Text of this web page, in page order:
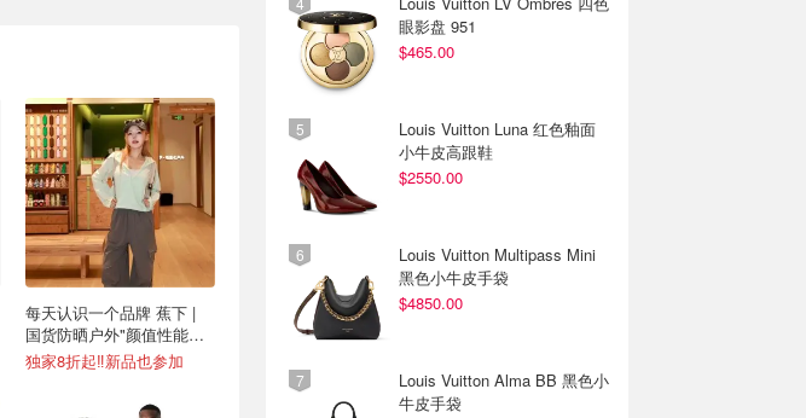
每天认识一个品牌 蕉下 |
国货防晒户外"颜值性能天
花板"
独家8折起‼️新品也参加
眼影盘 951
$465.00
Louis Vuitton Luna 红色釉面
小牛皮高跟鞋
$2550.00
Louis Vuitton Multipass Mini
黑色小牛皮手袋
$4850.00
Louis Vuitton Alma BB 黑色小
牛皮手袋